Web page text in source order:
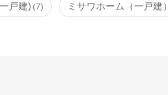
戸建) 7 ミサワホーム（一戸建）